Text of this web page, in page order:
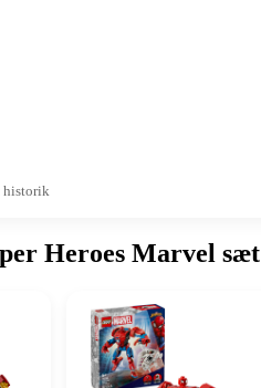
historik
Heroes Marvel sæt